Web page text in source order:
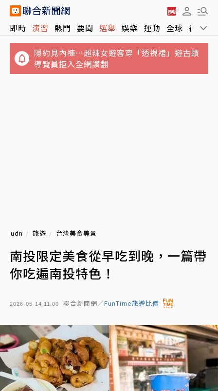
即時 演習 熱門 要聞 選舉 娛樂 運動 全球 社會
隱約見內褲…超辣女遊客穿「透視裙」遊古蹟
導覽員拒入全網讚翻
udn 旅遊 台灣美食美景
南投限定美食從早吃到晚，一篇帶
你吃遍南投特色！
2026-05-14 11:00 聯合新聞網／FunTime旅遊比價